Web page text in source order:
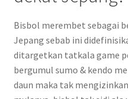
Bisbol merembet sebagai
Jepang sebab ini
ditargetkan tatkala game
bergumul sumo & kendo
daun maka tak